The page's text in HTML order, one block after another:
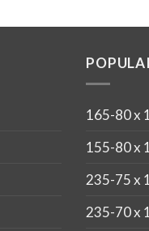
165-80 x
155-80 x
235-75 x
235-70 x